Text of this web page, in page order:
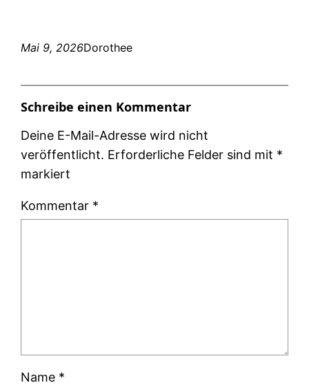
Mai 9, 2026Dorothee
Schreibe einen Kommentar
Deine E-Mail-Adresse wird nicht
veröffentlicht. Erforderliche Felder sind mit *
markiert
Kommentar *
Name *